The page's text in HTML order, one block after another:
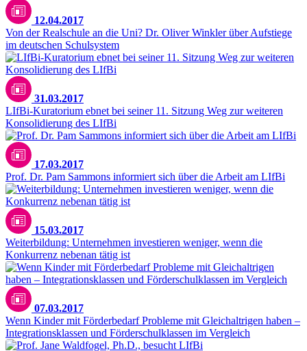
12.04.2017
Von der Realschule an die Uni? Dr. Oliver Winkler über Aufstiege
im deutschen Schulsystem
31.03.2017
LIfBi-Kuratorium ebnet bei seiner 11. Sitzung Weg zur weiteren
Konsolidierung des LIfBi
17.03.2017
Prof. Dr. Pam Sammons informiert sich über die Arbeit am LIfBi
15.03.2017
Weiterbildung: Unternehmen investieren weniger, wenn die
Konkurrenz nebenan tätig ist
07.03.2017
Wenn Kinder mit Förderbedarf Probleme mit Gleichaltrigen haben –
Integrationsklassen und Förderschulklassen im Vergleich